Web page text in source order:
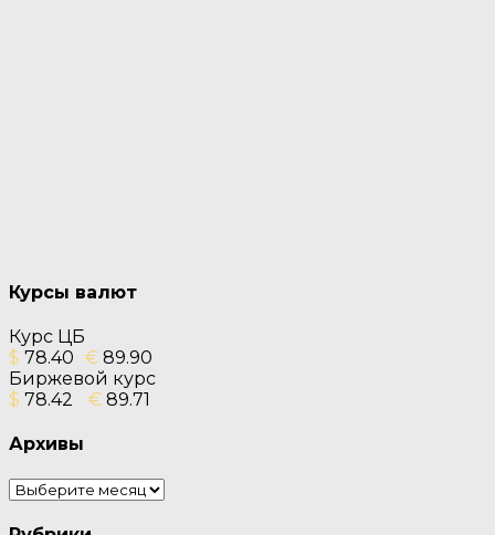
Курсы валют
Курс ЦБ
$ 78.40 € 89.90
Биржевой курс
$ 78.42 € 89.71
Архивы
Архивы